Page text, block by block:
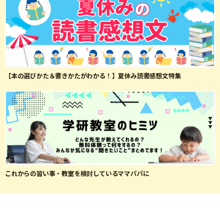
【本の選びかた＆書きかたがわかる！】夏休み読書感想文特集
これからの習い事・教室を検討しているママパパに